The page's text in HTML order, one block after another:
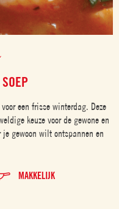
een frisse winterdag. Deze
keuze voor de gewone en
gewoon wilt ontspannen en
MAKKELIJK